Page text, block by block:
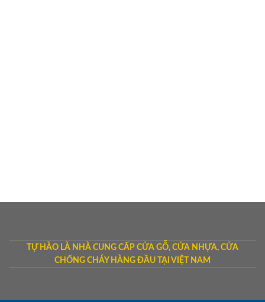
TỰ HÀO LÀ NHÀ CUNG CẤP CỬA GỖ, CỬA NHỰA, CỬA
CHỐNG CHÁY HÀNG ĐẦU TẠI VIỆT NAM